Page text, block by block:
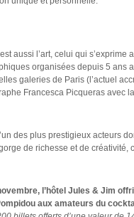
aussi l’art, celui qui s’exprime
organisées depuis 5 ans
galeries de Paris (l’actuel
Francesca Picqueras avec
des plus prestigieux acteurs
de richesse et de créativité,
l’hôtel Jules & Jim
aux amateurs du